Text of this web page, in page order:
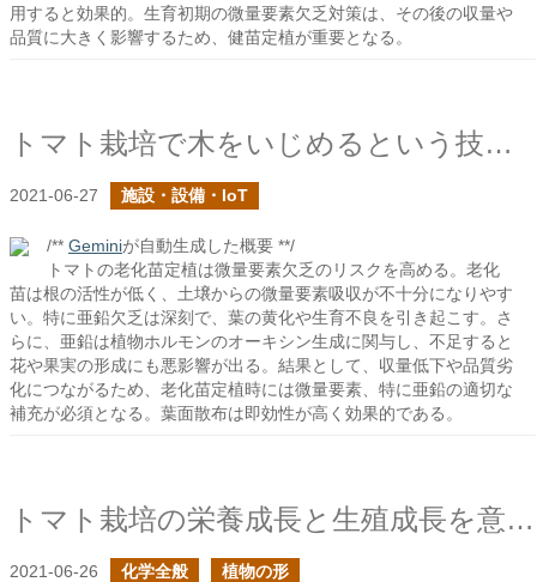
用すると効果的。生育初期の微量要素欠乏対策は、その後の収量や
品質に大きく影響するため、健苗定植が重要となる。
トマト栽培で木をいじめるという技術を整理する
2021-06-27 施設・設備・IoT
/** Geminiが自動生成した概要 **/
トマトの老化苗定植は微量要素欠乏のリスクを高める。老化
苗は根の活性が低く、土壌からの微量要素吸収が不十分になりやす
い。特に亜鉛欠乏は深刻で、葉の黄化や生育不良を引き起こす。さ
らに、亜鉛は植物ホルモンのオーキシン生成に関与し、不足すると
花や果実の形成にも悪影響が出る。結果として、収量低下や品質劣
化につながるため、老化苗定植時には微量要素、特に亜鉛の適切な
補充が必須となる。葉面散布は即効性が高く効果的である。
トマト栽培の栄養成長と生殖成長を意識する
2021-06-26 化学全般 植物の形